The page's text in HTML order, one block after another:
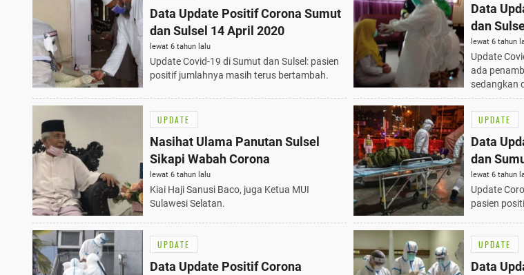
Data Update Positif Corona Sumut
dan Sulsel 14 April 2020
lewat 6 tahun lalu
Update Covid-19 di Sumut dan Sulsel: pasien
positif jumlahnya masih terus bertambah.
Data
dan
lewat 6 tahun
Update
ada
sedangkan
UPDATE
Nasihat Ulama Panutan Sulsel
Sikapi Wabah Corona
lewat 6 tahun lalu
Kiai Haji Sanusi Baco, juga Ketua MUI
Sulawesi Selatan.
UPDATE
Data
dan
lewat 6 tahun
Update
pasien
UPDATE
Data Update Positif Corona
UPDATE
Data